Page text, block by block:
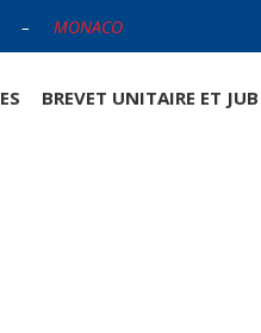
MONACO
BREVET UNITAIRE ET JUB